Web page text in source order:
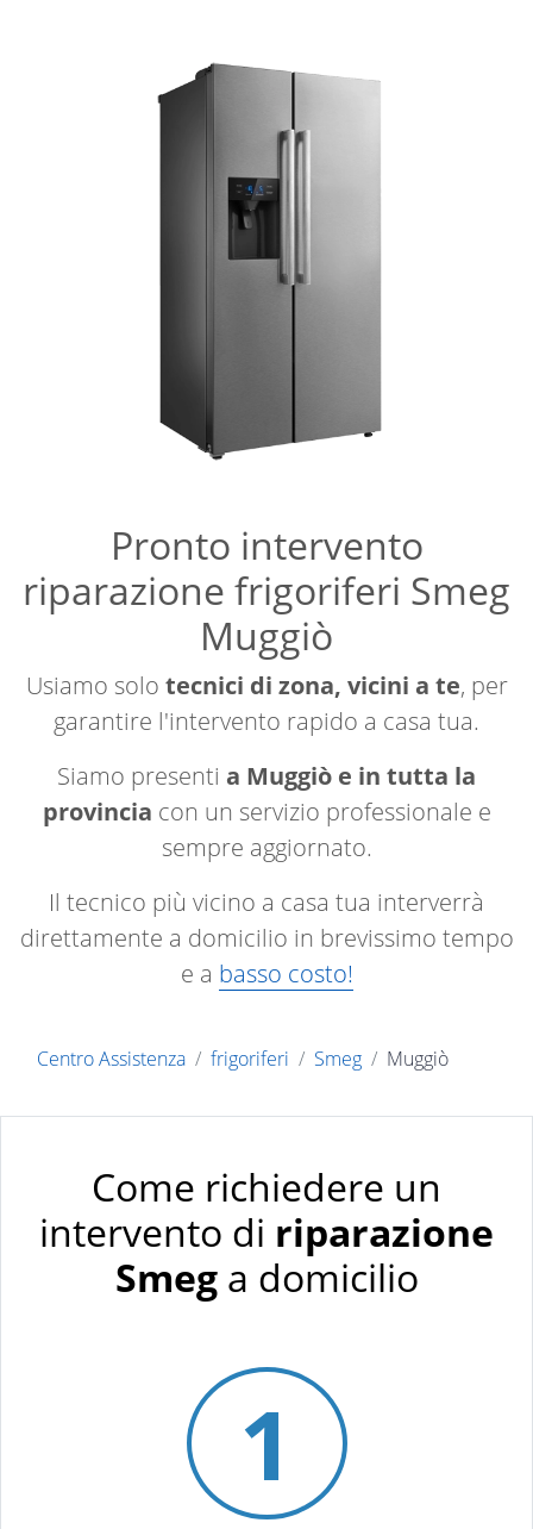
Pronto intervento
riparazione frigoriferi Smeg
Muggiò
Usiamo solo tecnici di zona, vicini a te, per
garantire l'intervento rapido a casa tua.
Siamo presenti a Muggiò e in tutta la
provincia con un servizio professionale e
sempre aggiornato.
Il tecnico più vicino a casa tua interverrà
direttamente a domicilio in brevissimo tempo
e a basso costo!
Centro Assistenza frigoriferi Smeg Muggiò
Come richiedere un
intervento di riparazione
Smega domicilio
1